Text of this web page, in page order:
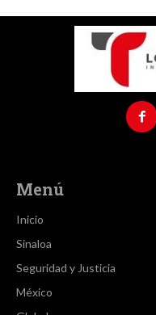
Menú
Inicio
Sinaloa
Seguridad y Justicia
México